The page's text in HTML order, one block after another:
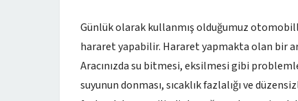
Günlük olarak kullanmış olduğumuz
hararet yapabilir. Hararet yapmakta olan bir
Aracınızda su bitmesi, eksilmesi gibi
suyunun donması, sıcaklık fazlalığı ve